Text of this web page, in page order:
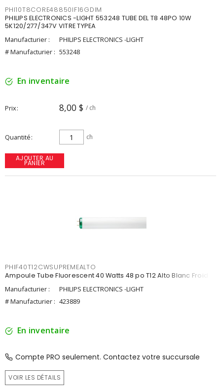
PHI10T8CORE48850IF16GDIM
PHILIPS ELECTRONICS -LIGHT 553248 TUBE DEL T8 48PO 10W
5K120/277/347V VITRE TYPEA
Manufacturier :
PHILIPS ELECTRONICS -LIGHT
# Manufacturier : 553248
En inventaire
Prix 8,00 $ / ch
Quantité ch
AJOUTER AU
PANIER
PHIF40T12CWSUPREMEALTO
Ampoule Tube Fluorescent 40 Watts 48 po T12 Alto Blanc Froid
Manufacturier :
PHILIPS ELECTRONICS -LIGHT
# Manufacturier : 423889
En inventaire
Compte PRO seulement. Contactez votre succursale
VOIR LES DÉTAILS